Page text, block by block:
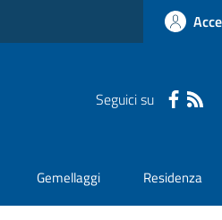
Seguici su
Gemellaggi Residenza